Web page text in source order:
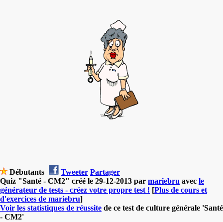
Débutants Tweeter Partager
Quiz "Santé - CM2" créé le 29-12-2013 par mariebru avec le
générateur de tests - créez votre propre test ! [Plus de cours et
d'exercices de mariebru]
Voir les statistiques de réussite de ce test de culture générale 'Santé
- CM2'